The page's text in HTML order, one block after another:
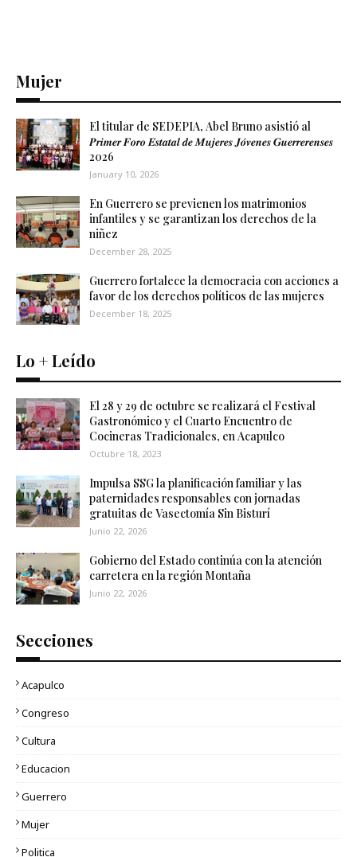
Mujer
El titular de SEDEPIA, Abel Bruno asistió al
𝑷𝒓𝒊𝒎𝒆𝒓 𝑭𝒐𝒓𝒐 𝑬𝒔𝒕𝒂𝒕𝒂𝒍 𝒅𝒆 𝑴𝒖𝒋𝒆𝒓𝒆𝒔 𝑱𝒐́𝒗𝒆𝒏𝒆𝒔 𝑮𝒖𝒆𝒓𝒓𝒆𝒓𝒆𝒏𝒔𝒆𝒔
2026
January 10, 2026
En Guerrero se previenen los matrimonios
infantiles y se garantizan los derechos de la
niñez
December 28, 2025
Guerrero fortalece la democracia con acciones a
favor de los derechos políticos de las mujeres
December 18, 2025
Lo + Leído
El 28 y 29 de octubre se realizará el Festival
Gastronómico y el Cuarto Encuentro de
Cocineras Tradicionales, en Acapulco
Octubre 18, 2023
Impulsa SSG la planificación familiar y las
paternidades responsables con jornadas
gratuitas de Vasectomía Sin Bisturí
Junio 22, 2026
Gobierno del Estado continúa con la atención
carretera en la región Montaña
Junio 22, 2026
Secciones
Acapulco
Congreso
Cultura
Educacion
Guerrero
Mujer
Politica